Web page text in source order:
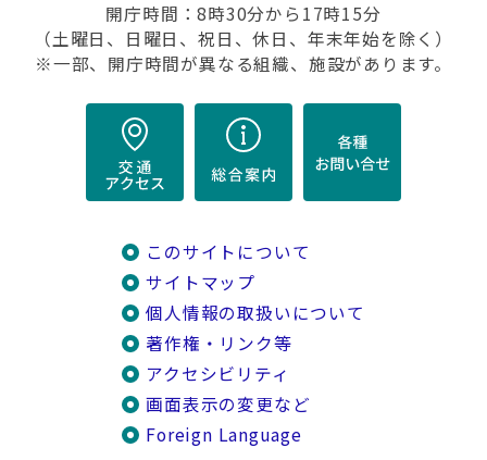
開庁時間：8時30分から17時15分
（土曜日、日曜日、祝日、休日、年末年始を除く）
※一部、開庁時間が異なる組織、施設があります。
このサイトについて
サイトマップ
個人情報の取扱いについて
著作権・リンク等
アクセシビリティ
画面表示の変更など
Foreign Language